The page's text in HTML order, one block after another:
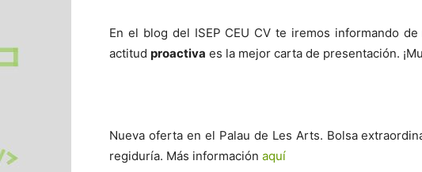
En el blog del ISEP CEU CV te iremos informando
actitud proactiva es la mejor carta de presentación.
Nueva oferta en el Palau de Les Arts. Bolsa
regiduría. Más información aquí